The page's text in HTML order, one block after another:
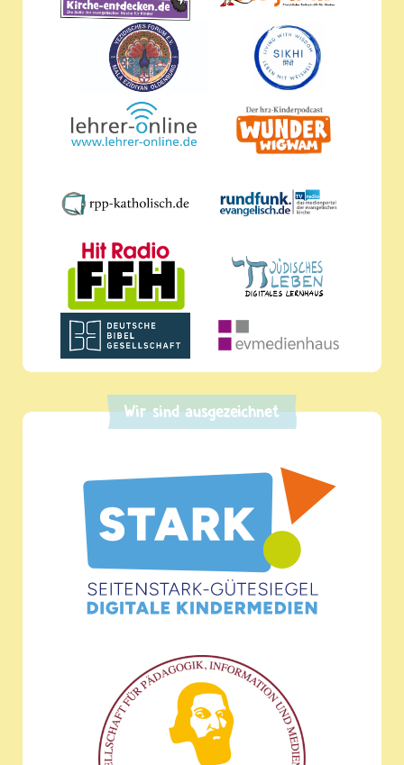
Wir sind ausgezeichnet